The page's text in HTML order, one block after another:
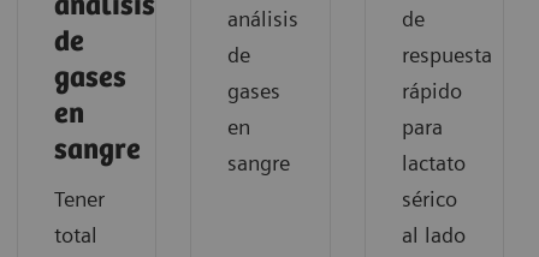
análisis
de
gases
en
sangre
Tener
total
análisis
de
gases
en
sangre
de
respuesta
rápido
para
lactato
sérico
al lado